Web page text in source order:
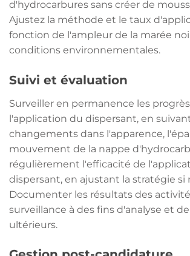
d'hydrocarbures sans créer de
Ajustez la méthode et le taux
fonction de l'ampleur de la marée
conditions environnementales.
Suivi et évaluation
Surveiller en permanence les
l'application du dispersant, en
changements dans l'apparence,
mouvement de la nappe
régulièrement l'efficacité de
dispersant, en ajustant la stratégie si
Documenter les résultats des
surveillance à des fins d'analyse et
ultérieurs.